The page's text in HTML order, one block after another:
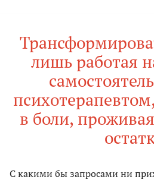
лишь работая
в боли,
С какими бы запросами ни